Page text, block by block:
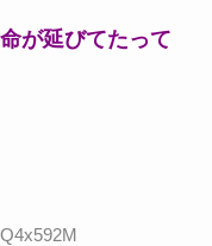
が延びてたって